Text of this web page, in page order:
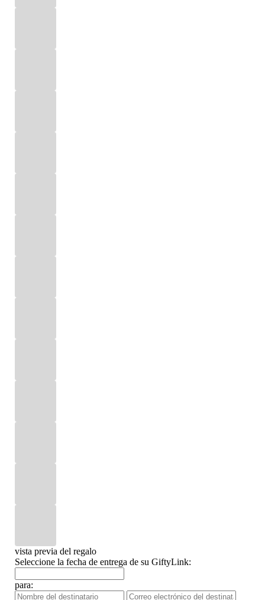
vista previa del regalo
Seleccione la fecha de entrega de su GiftyLink:
para: